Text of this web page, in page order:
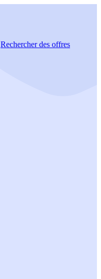
Rechercherdes offres